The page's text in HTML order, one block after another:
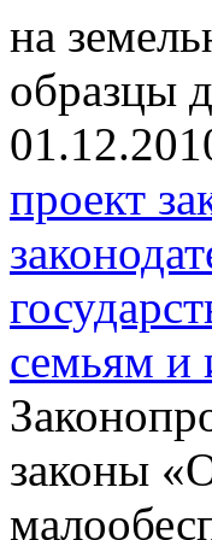
на
образцы
проект
семьям и
законы